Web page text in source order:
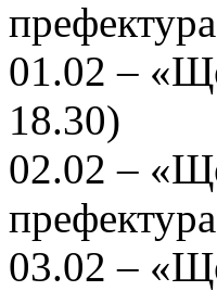
01.02 –
18.30)
02.02 –
03.02 –